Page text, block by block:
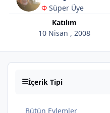
Φ Süper Üye
Katılım
10 Nisan , 2008
İçerik Tipi
Bütün Eylemler